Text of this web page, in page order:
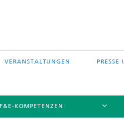
VERANSTALTUNGEN PRESSE
F&E-KOMPETENZEN